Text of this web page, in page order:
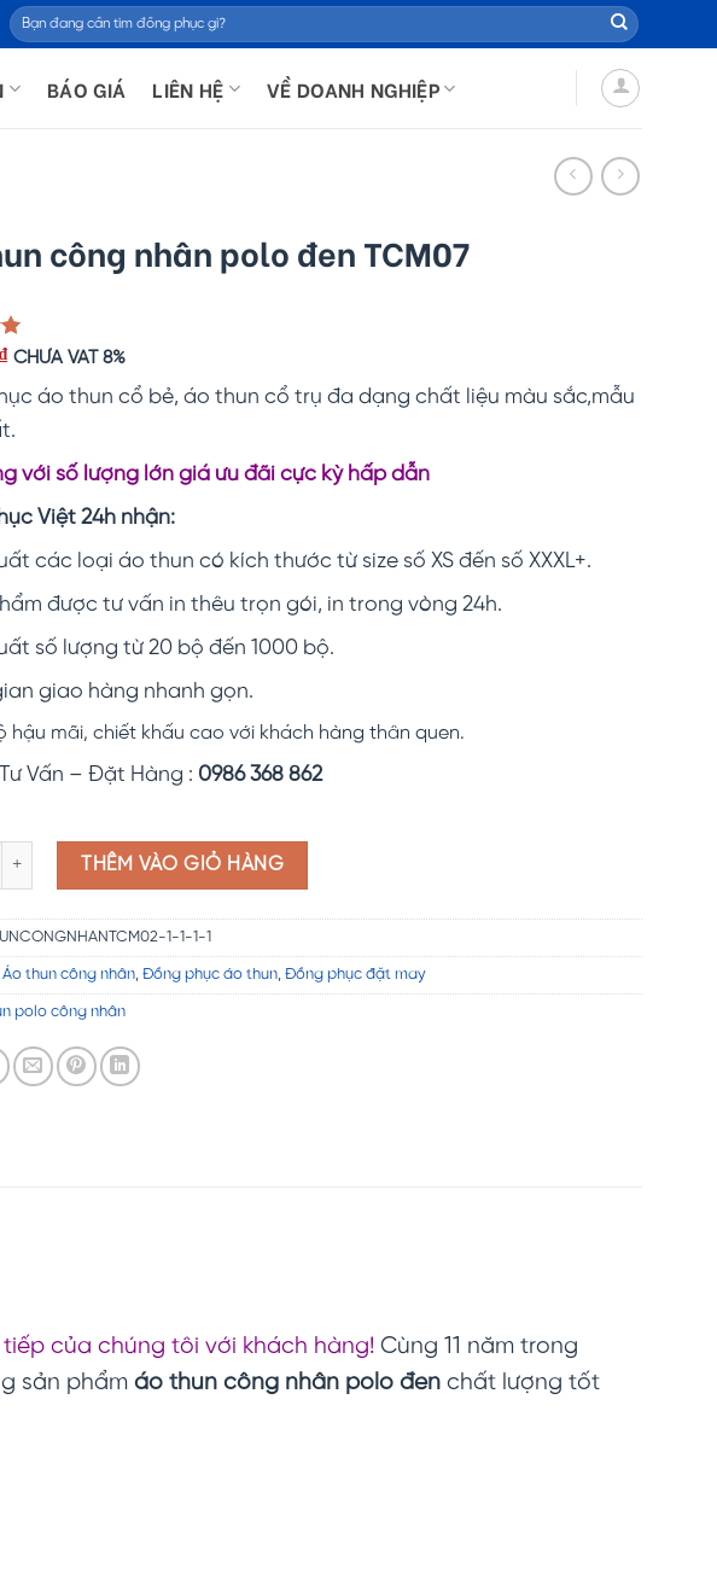
Tìm
kiếm:
BÁO GIÁ LIÊN HỆ VỀ DOANH NGHIỆP
công nhân polo đen TCM07
5
₫ CHƯA VAT 8%
áo thun cổ bẻ, áo thun cổ trụ đa dạng chất liệu màu sắc,mẫu
với số lượng lớn giá ưu đãi cực kỳ hấp dẫn
Việt 24h nhận:
các loại áo thun có kích thước từ size số XS đến số XXXL+.
được tư vấn in thêu trọn gói, in trong vòng 24h.
số lượng từ 20 bộ đến 1000 bộ.
giao hàng nhanh gọn.
hậu mãi, chiết khấu cao với khách hàng thân quen.
Vấn – Đặt Hàng : 0986 368 862
nhân polo đen TCM07 số lượng
THÊM VÀO GIỎ HÀNG
1-1-1-1
Áo thun công nhân, Đồng phục áo thun, Đồng phục đặt may
polo công nhân
của chúng tôi với khách hàng! Cùng 11 năm trong
sản phẩm áo thun công nhân polo đen chất lượng tốt